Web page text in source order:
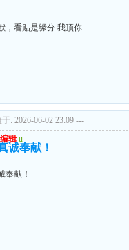
，看贴是缘分 我顶你
: 2026-06-02 23:09 ---
编辑 u
诚奉献！
奉献！